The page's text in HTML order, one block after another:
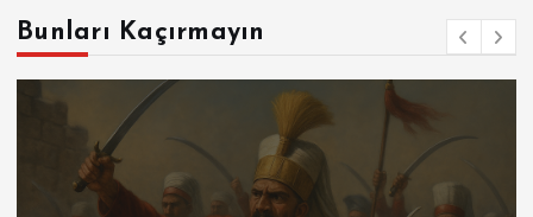
Bunları Kaçırmayın